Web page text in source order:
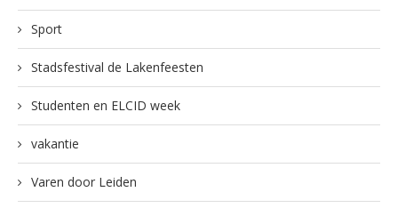
Sport
Stadsfestival de Lakenfeesten
Studenten en ELCID week
vakantie
Varen door Leiden